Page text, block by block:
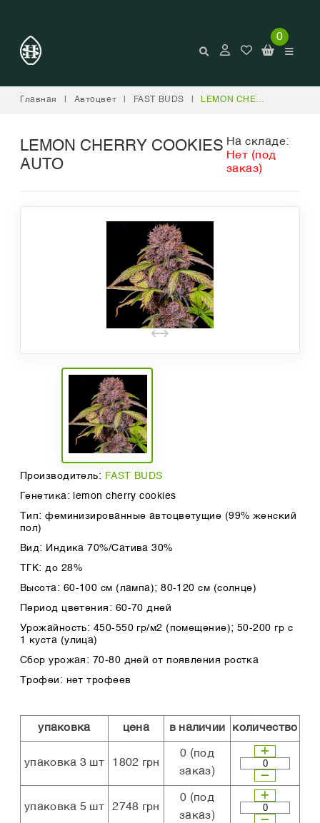
0
Главная Автоцвет FAST BUDS LEMON CHERRY COOKIES AUTO
LEMON CHERRY COOKIES
AUTO
На складе:
Нет (под
заказ)
Производитель: FAST BUDS
Генетика: lemon cherry cookies
Тип: феминизированные автоцветущие (99% женский
пол)
Вид: Индика 70%/Сатива 30%
ТГК: до 28%
Высота: 60-100 см (лампа); 80-120 см (солнце)
Период цветения: 60-70 дней
Урожайность: 450-550 гр/м2 (помещение); 50-200 гр с
1 куста (улица)
Сбор урожая: 70-80 дней от появления ростка
Трофеи: нет трофеев
упаковка цена в наличии количество
упаковка 3 шт 1802 грн
0 (под
заказ)
упаковка 5 шт 2748 грн
0 (под
заказ)